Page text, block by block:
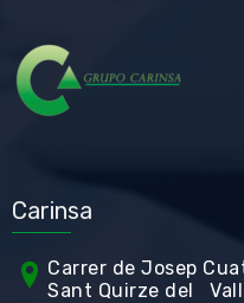
Carinsa
Carrer de Josep
Sant Quirze del